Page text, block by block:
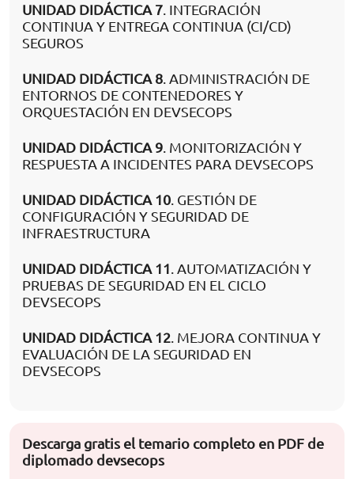
UNIDAD DIDÁCTICA 7. INTEGRACIÓN
CONTINUA Y ENTREGA CONTINUA (CI/CD)
SEGUROS
UNIDAD DIDÁCTICA 8. ADMINISTRACIÓN DE
ENTORNOS DE CONTENEDORES Y
ORQUESTACIÓN EN DEVSECOPS
UNIDAD DIDÁCTICA 9. MONITORIZACIÓN Y
RESPUESTA A INCIDENTES PARA DEVSECOPS
UNIDAD DIDÁCTICA 10. GESTIÓN DE
CONFIGURACIÓN Y SEGURIDAD DE
INFRAESTRUCTURA
UNIDAD DIDÁCTICA 11. AUTOMATIZACIÓN Y
PRUEBAS DE SEGURIDAD EN EL CICLO
DEVSECOPS
UNIDAD DIDÁCTICA 12. MEJORA CONTINUA Y
EVALUACIÓN DE LA SEGURIDAD EN
DEVSECOPS
Descarga gratis el temario completo en PDF de
diplomado devsecops